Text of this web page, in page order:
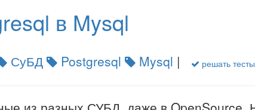
в Mysql
СуБД Postgresql Mysql | решать тесты